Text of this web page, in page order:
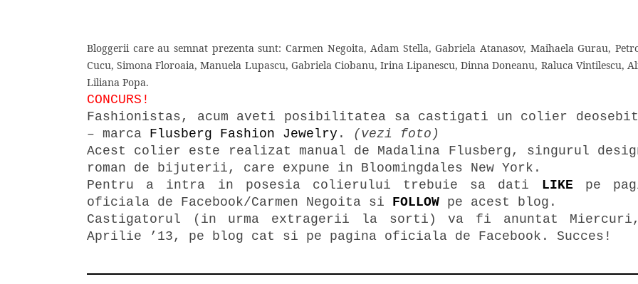
Bloggerii care au semnat prezenta sunt: Carmen Negoita, Adam Stella, Gabriela Atanasov, Maihaela Gurau,
Cucu, Simona Floroaia, Manuela Lupascu, Gabriela Ciobanu, Irina Lipanescu, Dinna Doneanu, Raluca Vintilescu,
Liliana Popa.
CONCURS!
Fashionistas, acum aveti posibilitatea sa castigati un colier deosebit
– marca Flusberg Fashion Jewelry . (vezi foto)
Acest colier este realizat manual de Madalina Flusberg, singurul
roman de bijuterii, care expune in Bloomingdales New York.
Pentru a intra in posesia colierului trebuie sa dati LIKE pe
oficiala de Facebook/Carmen Negoita si FOLLOW pe acest blog.
Castigatorul (in urma extragerii la sorti) va fi anuntat
Aprilie ’13, pe blog cat si pe pagina oficiala de Facebook. Succes!